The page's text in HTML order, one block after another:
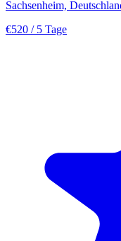
Sachsenheim,
€520 / 5 Tage